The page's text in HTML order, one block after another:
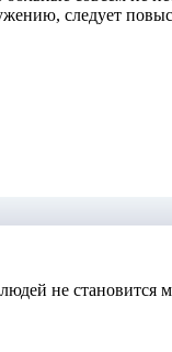
следует
не становится